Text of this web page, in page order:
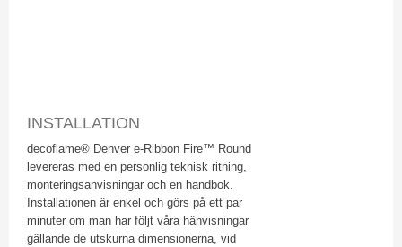
INSTALLATION
​decoflame® Denver e-Ribbon Fire™ Round
levereras med en personlig teknisk ritning,
monteringsanvisningar och en handbok.
Installationen är enkel och görs på ett par
minuter om man har följt våra hänvisningar
gällande de utskurna dimensionerna, vid